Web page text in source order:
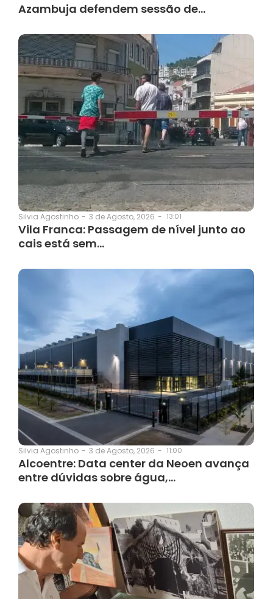
Azambuja defendem sessão de…
Silvia Agostinho - 3 de Agosto, 2026 - 13:01
Vila Franca: Passagem de nível junto ao
cais está sem…
Silvia Agostinho - 3 de Agosto, 2026 - 11:00
Alcoentre: Data center da Neoen avança
entre dúvidas sobre água,…